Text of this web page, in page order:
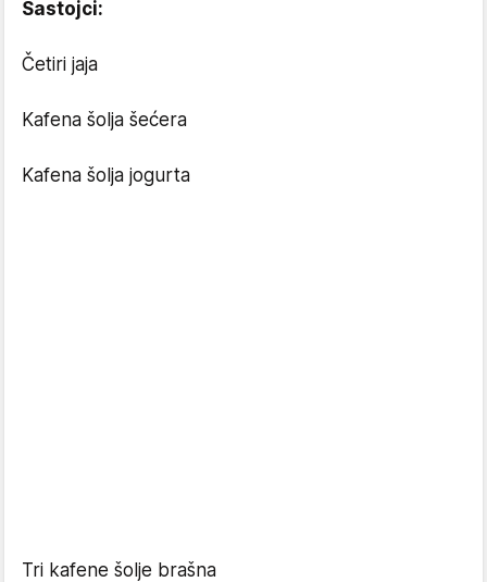
Sastojci:
Četiri jaja
Kafena šolja šećera
Kafena šolja jogurta
Tri kafene šolje brašna